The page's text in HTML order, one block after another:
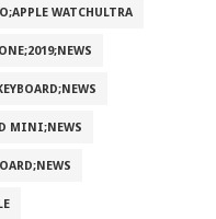
WATCHULTRA
MINI;NEWS